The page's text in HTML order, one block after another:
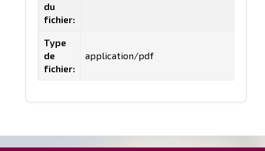
du
fichier:
Type
de
fichier:
application/pdf